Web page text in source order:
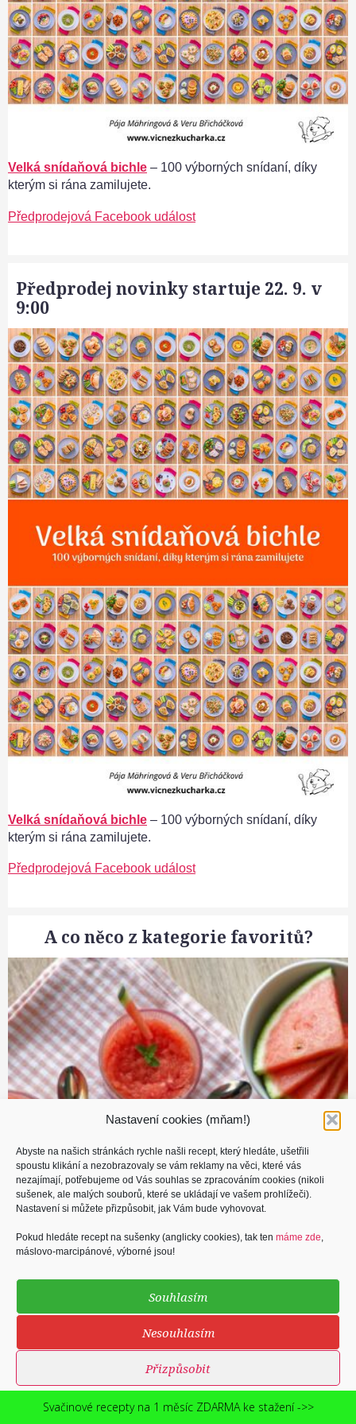
Nastavení cookies (mňam!)
Abyste na našich stránkách rychle našli recept, který hledáte, ušetřili
spoustu klikání a nezobrazovaly se vám reklamy na věci, které vás
nezajímají, potřebujeme od Vás souhlas se zpracováním cookies (nikoli
sušenek, ale malých souborů, které se ukládají ve vašem prohlížeči).
Nastavení si můžete přizpůsobit, jak Vám bude vyhovovat.
Pokud hledáte recept na sušenky (anglicky cookies), tak ten máme zde,
máslovo-marcipánové, výborné jsou!
Souhlasím
Nesouhlasím
Přizpůsobit
Zásady cookiesOchrana osobních údajů podle GDPR
Velká snídaňová bichle – 100 výborných snídaní, díky
kterým si rána zamilujete.
Předprodejová Facebook událost
Předprodej novinky startuje 22. 9. v
9:00
Velká snídaňová bichle – 100 výborných snídaní, díky
kterým si rána zamilujete.
Předprodejová Facebook událost
A co něco z kategorie favoritů?
Svačinové recepty na 1 měsíc ZDARMA ke stažení ->>